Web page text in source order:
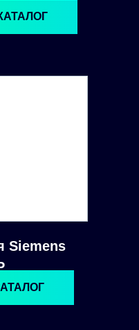
Siemens